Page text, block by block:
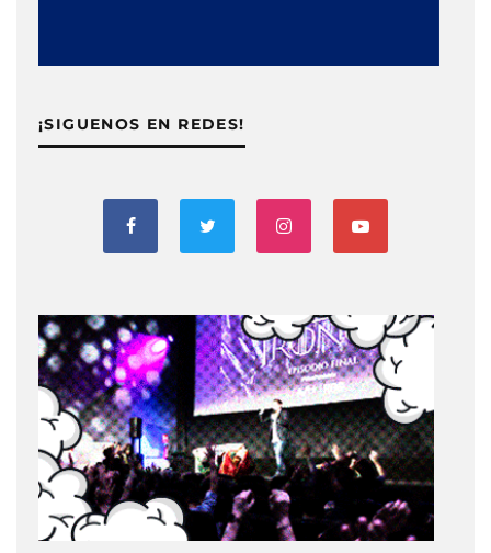
¡SIGUENOS EN REDES!